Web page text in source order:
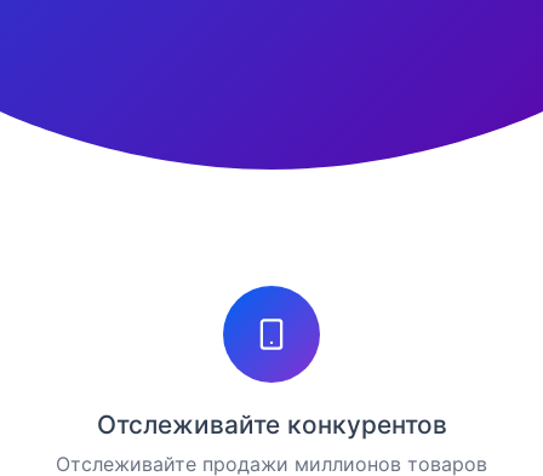
Отслеживайте конкурентов
Отслеживайте продажи миллионов товаров